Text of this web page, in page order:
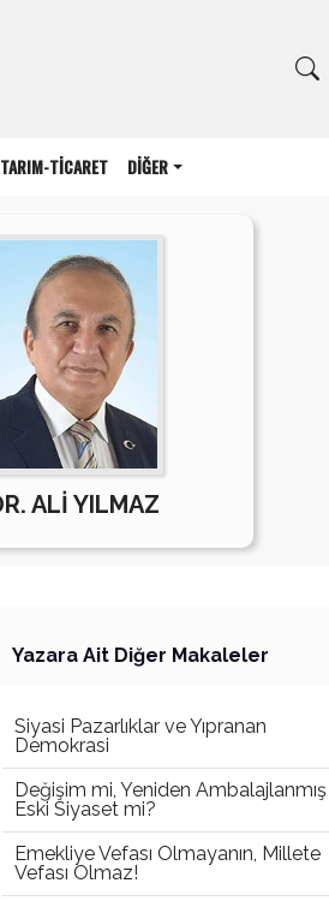
TARIM-TİCARET DİĞER
ALİ YILMAZ
Yazara Ait Diğer Makaleler
Siyasi Pazarlıklar ve Yıpranan
Demokrasi
Değişim mi, Yeniden Ambalajlanmış
Eski Siyaset mi?
Emekliye Vefası Olmayanın, Millete
Vefası Olmaz!